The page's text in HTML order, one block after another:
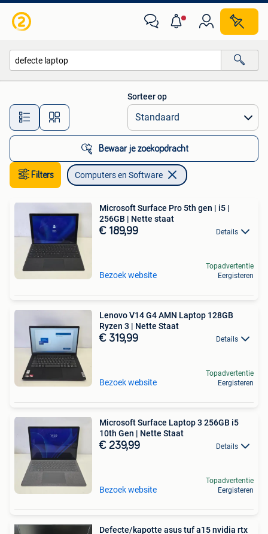
Alle afstanden…
Sorteer op
Bewaar je zoekopdracht
Filters Computers en Software
Microsoft Surface Pro 5th gen | i5 |
256GB | Nette staat
€ 189,99 Details
Bezoek website
Topadvertentie
Eergisteren
Lenovo V14 G4 AMN Laptop 128GB
Ryzen 3 | Nette Staat
€ 319,99 Details
Bezoek website
Topadvertentie
Eergisteren
Microsoft Surface Laptop 3 256GB i5
10th Gen | Nette Staat
€ 239,99 Details
Bezoek website
Topadvertentie
Eergisteren
Defecte/kapotte asus tuf a15 nvidia rtx